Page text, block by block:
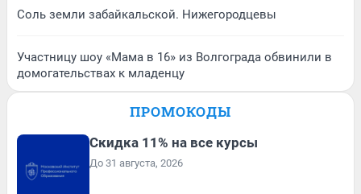
Соль земли забайкальской. Нижегородцевы
Участницу шоу «Мама в 16» из Волгограда обвинили в
домогательствах к младенцу
ПРОМОКОДЫ
Скидка 11% на все курсы
До 31 августа, 2026